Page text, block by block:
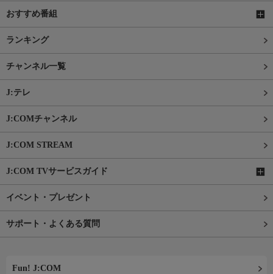
おすすめ番組
ランキング
チャンネル一覧
J:テレ
J:COMチャンネル
J:COM STREAM
J:COM TVサービスガイド
イベント・プレゼント
サポート・よくある質問
Fun! J:COM